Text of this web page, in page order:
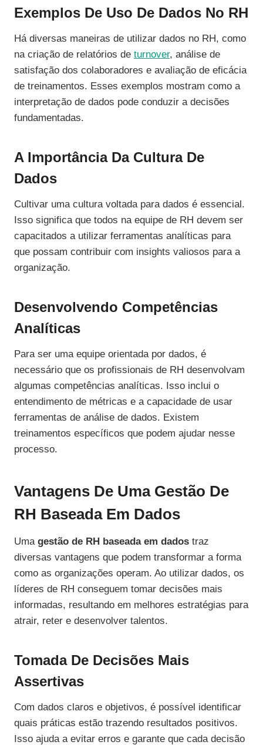
Exemplos De Uso De Dados No RH
Há diversas maneiras de utilizar dados no RH, como
na criação de relatórios de turnover, análise de
satisfação dos colaboradores e avaliação de eficácia
de treinamentos. Esses exemplos mostram como a
interpretação de dados pode conduzir a decisões
fundamentadas.
A Importância Da Cultura De
Dados
Cultivar uma cultura voltada para dados é essencial.
Isso significa que todos na equipe de RH devem ser
capacitados a utilizar ferramentas analíticas para
que possam contribuir com insights valiosos para a
organização.
Desenvolvendo Competências
Analíticas
Para ser uma equipe orientada por dados, é
necessário que os profissionais de RH desenvolvam
algumas competências analíticas. Isso inclui o
entendimento de métricas e a capacidade de usar
ferramentas de análise de dados. Existem
treinamentos específicos que podem ajudar nesse
processo.
Vantagens De Uma Gestão De
RH Baseada Em Dados
Uma gestão de RH baseada em dados traz
diversas vantagens que podem transformar a forma
como as organizações operam. Ao utilizar dados, os
líderes de RH conseguem tomar decisões mais
informadas, resultando em melhores estratégias para
atrair, reter e desenvolver talentos.
Tomada De Decisões Mais
Assertivas
Com dados claros e objetivos, é possível identificar
quais práticas estão trazendo resultados positivos.
Isso ajuda a evitar erros e garante que cada decisão